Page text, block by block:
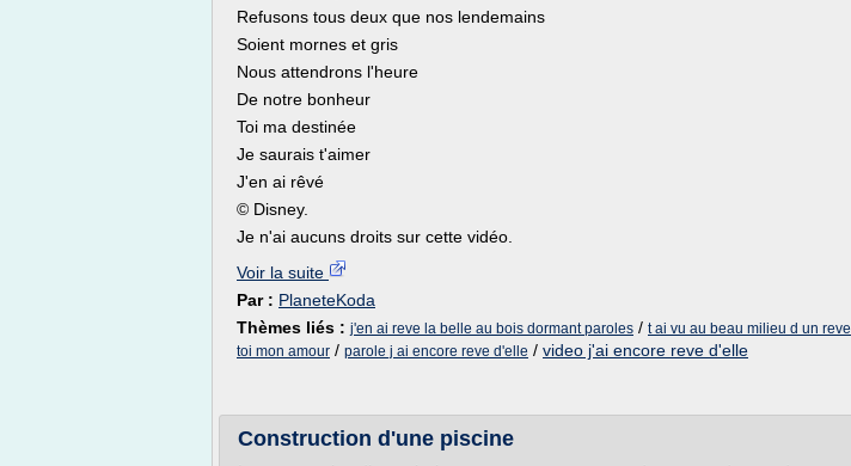
Refusons tous deux que nos lendemains
Soient mornes et gris
Nous attendrons l'heure
De notre bonheur
Toi ma destinée
Je saurais t'aimer
J'en ai rêvé
© Disney.
Je n'ai aucuns droits sur cette vidéo.
Voir la suite
Par : PlaneteKoda
Thèmes liés : j'en ai reve la belle au bois dormant paroles / t ai vu au beau milieu d un reve
toi mon amour / parole j ai encore reve d'elle / video j'ai encore reve d'elle
Construction d'une piscine